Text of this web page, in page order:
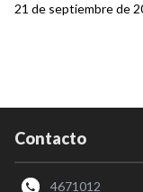
21 de septiembre de
Contacto
4671012